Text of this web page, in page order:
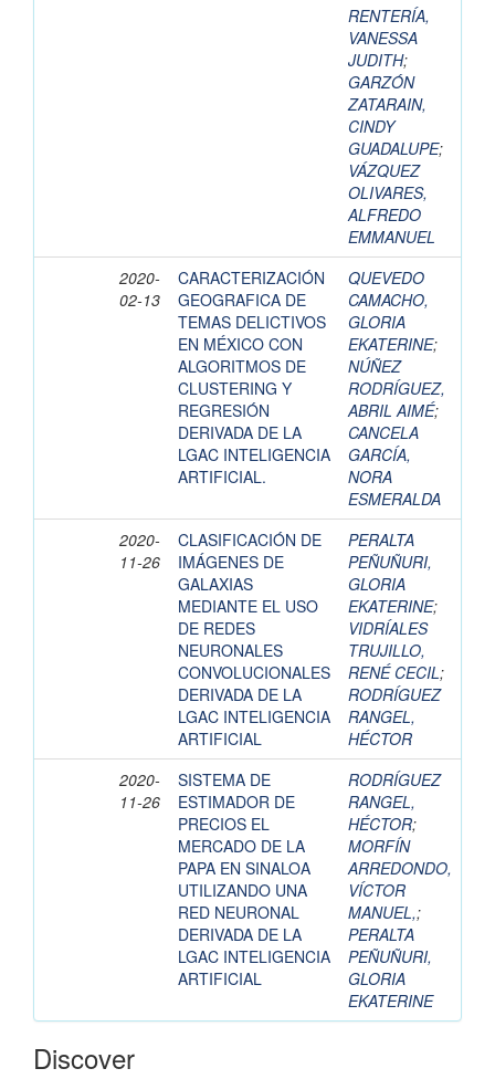
RENTERÍA,
VANESSA
JUDITH;
GARZÓN
ZATARAIN,
CINDY
GUADALUPE;
VÁZQUEZ
OLIVARES,
ALFREDO
EMMANUEL
2020-
02-13
CARACTERIZACIÓN
GEOGRAFICA DE
TEMAS DELICTIVOS
EN MÉXICO CON
ALGORITMOS DE
CLUSTERING Y
REGRESIÓN
DERIVADA DE LA
LGAC INTELIGENCIA
ARTIFICIAL.
QUEVEDO
CAMACHO,
GLORIA
EKATERINE;
NÚÑEZ
RODRÍGUEZ,
ABRIL AIMÉ;
CANCELA
GARCÍA,
NORA
ESMERALDA
2020-
11-26
CLASIFICACIÓN DE
IMÁGENES DE
GALAXIAS
MEDIANTE EL USO
DE REDES
NEURONALES
CONVOLUCIONALES
DERIVADA DE LA
LGAC INTELIGENCIA
ARTIFICIAL
PERALTA
PEÑUÑURI,
GLORIA
EKATERINE;
VIDRÍALES
TRUJILLO,
RENÉ CECIL;
RODRÍGUEZ
RANGEL,
HÉCTOR
2020-
11-26
SISTEMA DE
ESTIMADOR DE
PRECIOS EL
MERCADO DE LA
PAPA EN SINALOA
UTILIZANDO UNA
RED NEURONAL
DERIVADA DE LA
LGAC INTELIGENCIA
ARTIFICIAL
RODRÍGUEZ
RANGEL,
HÉCTOR;
MORFÍN
ARREDONDO,
VÍCTOR
MANUEL,;
PERALTA
PEÑUÑURI,
GLORIA
EKATERINE
Discover